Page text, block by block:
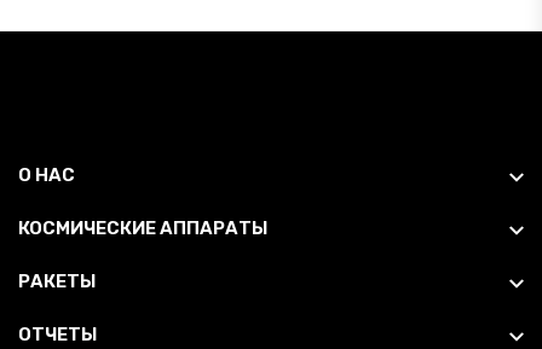
О НАС
КОСМИЧЕСКИЕ АППАРАТЫ
РАКЕТЫ
ОТЧЕТЫ